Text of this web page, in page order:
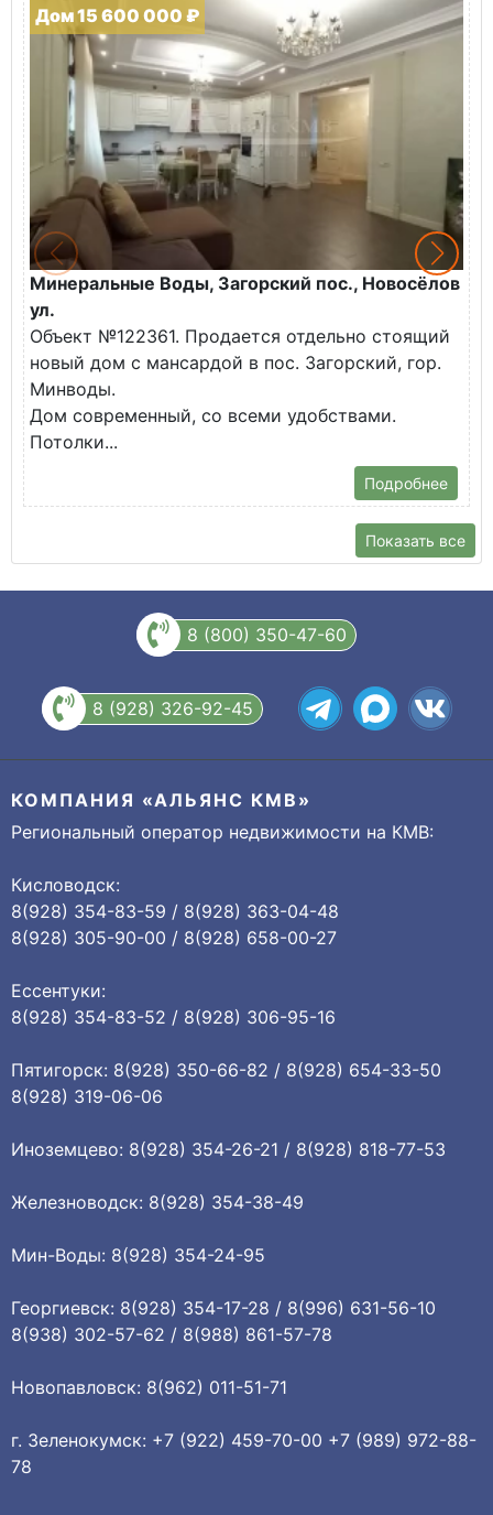
Дом 15 600 000 ₽
Минеральные Воды, Загорский пос., Новосёлов
ул.
Объект №122361. Продается отдельно стоящий
новый дом с мансардой в пос. Загорский, гор.
Минводы.
Дом современный, со всеми удобствами.
Потолки...
Подробнее
Показать все
8 (800) 350-47-60
8 (928) 326-92-45
КОМПАНИЯ «АЛЬЯНС КМВ»
Региональный оператор недвижимости на КМВ:
Кисловодск:
8(928) 354-83-59 / 8(928) 363-04-48
8(928) 305-90-00 / 8(928) 658-00-27
Ессентуки:
8(928) 354-83-52 / 8(928) 306-95-16
Пятигорск: 8(928) 350-66-82 / 8(928) 654-33-50
8(928) 319-06-06
Иноземцево: 8(928) 354-26-21 / 8(928) 818-77-53
Железноводск: 8(928) 354-38-49
Мин-Воды: 8(928) 354-24-95
Георгиевск: 8(928) 354-17-28 / 8(996) 631-56-10
8(938) 302-57-62 / 8(988) 861-57-78
Новопавловск: 8(962) 011-51-71
г. Зеленокумск: +7 (922) 459-70-00 +7 (989) 972-88-
78